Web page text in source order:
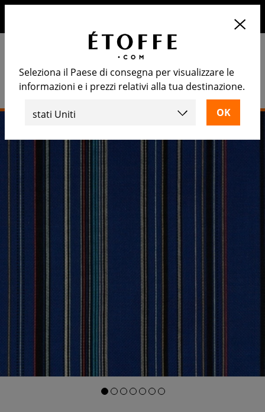
Seleziona il Paese di consegna per visualizzare le
informazioni e i prezzi relativi alla tua destinazione.